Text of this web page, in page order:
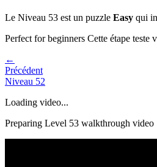
Le Niveau 53 est un puzzle Easy qui
Perfect for beginners Cette étape teste
←
Précédent
Niveau 52
Loading video...
Preparing Level 53 walkthrough video